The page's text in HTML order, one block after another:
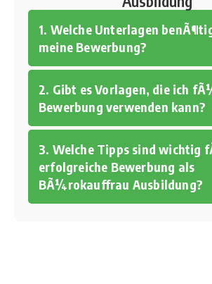
1. Welche Unterlagen
meine Bewerbung?
2. Gibt es Vorlagen, die ich
Bewerbung verwenden kann?
3. Welche Tipps sind wichtig
erfolgreiche Bewerbung als
BÃ¼rokauffrau Ausbildung?